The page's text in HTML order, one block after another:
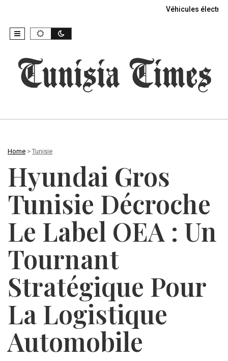
Véhicules
Home > Tunisie
Hyundai Gros
Tunisie Décroche
Le Label OEA : Un
Tournant
Stratégique Pour
La Logistique
Automobile